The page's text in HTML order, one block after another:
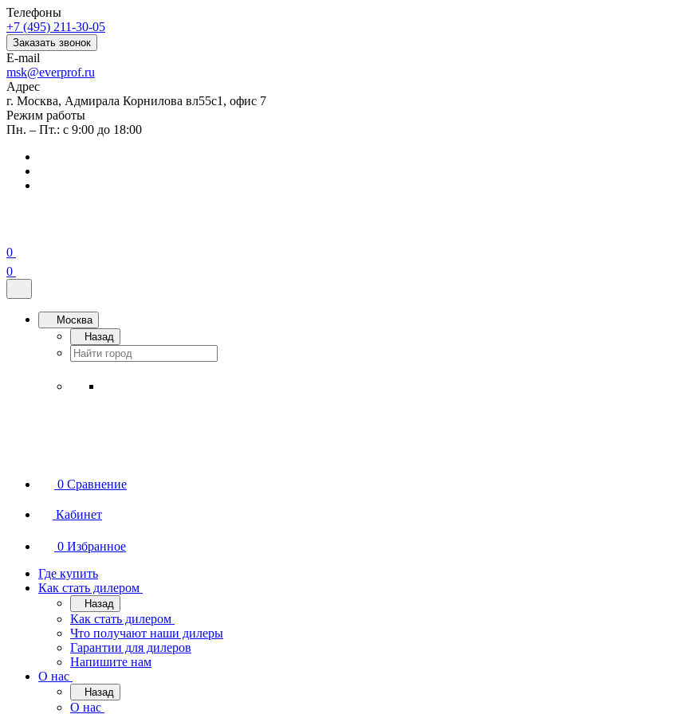
Телефоны
+7 (495) 211-30-05
Заказать звонок
E-mail
msk@everprof.ru
Адрес
г. Москва, Адмирала Корнилова вл55с1, офис 7
Режим работы
Пн. – Пт.: с 9:00 до 18:00
0
0
Москва
Назад
0 Сравнение
Кабинет
0 Избранное
Где купить
Как стать дилером
Назад
Как стать дилером
Что получают наши дилеры
Гарантии для дилеров
Напишите нам
О нас
Назад
О нас